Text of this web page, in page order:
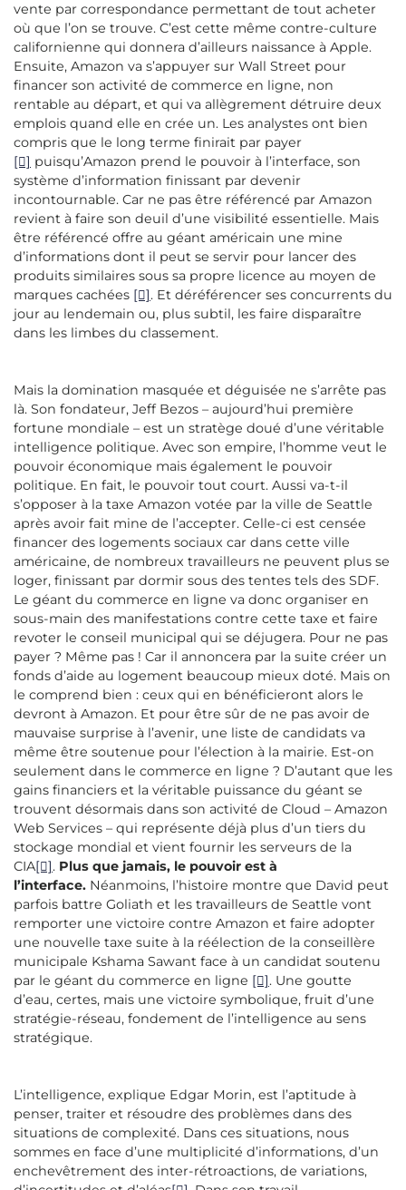
vente par correspondance permettant de tout acheter
où que l’on se trouve. C’est cette même contre-culture
californienne qui donnera d’ailleurs naissance à Apple.
Ensuite, Amazon va s’appuyer sur Wall Street pour
financer son activité de commerce en ligne, non
rentable au départ, et qui va allègrement détruire deux
emplois quand elle en crée un. Les analystes ont bien
compris que le long terme finirait par payer
[] puisqu’Amazon prend le pouvoir à l’interface, son
système d’information finissant par devenir
incontournable. Car ne pas être référencé par Amazon
revient à faire son deuil d’une visibilité essentielle. Mais
être référencé offre au géant américain une mine
d’informations dont il peut se servir pour lancer des
produits similaires sous sa propre licence au moyen de
marques cachées []. Et déréférencer ses concurrents du
jour au lendemain ou, plus subtil, les faire disparaître
dans les limbes du classement.
Mais la domination masquée et déguisée ne s’arrête pas
là. Son fondateur, Jeff Bezos – aujourd’hui première
fortune mondiale – est un stratège doué d’une véritable
intelligence politique. Avec son empire, l’homme veut le
pouvoir économique mais également le pouvoir
politique. En fait, le pouvoir tout court. Aussi va-t-il
s’opposer à la taxe Amazon votée par la ville de Seattle
après avoir fait mine de l’accepter. Celle-ci est censée
financer des logements sociaux car dans cette ville
américaine, de nombreux travailleurs ne peuvent plus se
loger, finissant par dormir sous des tentes tels des SDF.
Le géant du commerce en ligne va donc organiser en
sous-main des manifestations contre cette taxe et faire
revoter le conseil municipal qui se déjugera. Pour ne pas
payer ? Même pas ! Car il annoncera par la suite créer un
fonds d’aide au logement beaucoup mieux doté. Mais on
le comprend bien : ceux qui en bénéficieront alors le
devront à Amazon. Et pour être sûr de ne pas avoir de
mauvaise surprise à l’avenir, une liste de candidats va
même être soutenue pour l’élection à la mairie. Est-on
seulement dans le commerce en ligne ? D’autant que les
gains financiers et la véritable puissance du géant se
trouvent désormais dans son activité de Cloud – Amazon
Web Services – qui représente déjà plus d’un tiers du
stockage mondial et vient fournir les serveurs de la
CIA[]. Plus que jamais, le pouvoir est à
l’interface. Néanmoins, l’histoire montre que David peut
parfois battre Goliath et les travailleurs de Seattle vont
remporter une victoire contre Amazon et faire adopter
une nouvelle taxe suite à la réélection de la conseillère
municipale Kshama Sawant face à un candidat soutenu
par le géant du commerce en ligne []. Une goutte
d’eau, certes, mais une victoire symbolique, fruit d’une
stratégie-réseau, fondement de l’intelligence au sens
stratégique.
L’intelligence, explique Edgar Morin, est l’aptitude à
penser, traiter et résoudre des problèmes dans des
situations de complexité. Dans ces situations, nous
sommes en face d’une multiplicité d’informations, d’un
enchevêtrement des inter-rétroactions, de variations,